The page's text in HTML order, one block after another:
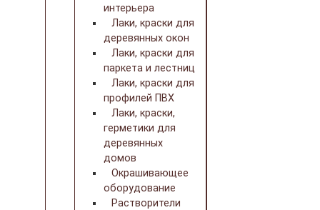
интерьера
Лаки, краски для
деревянных окон
Лаки, краски для
паркета и лестниц
Лаки, краски для
профилей ПВХ
Лаки, краски,
герметики для
деревянных
домов
Окрашивающее
оборудование
Растворители